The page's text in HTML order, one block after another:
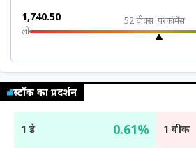
लो
₹1,740.50
52 वीक्स परफॉर्मेंस
स्टॉक का प्रदर्शन
1 डे 0.61% 1 वीक